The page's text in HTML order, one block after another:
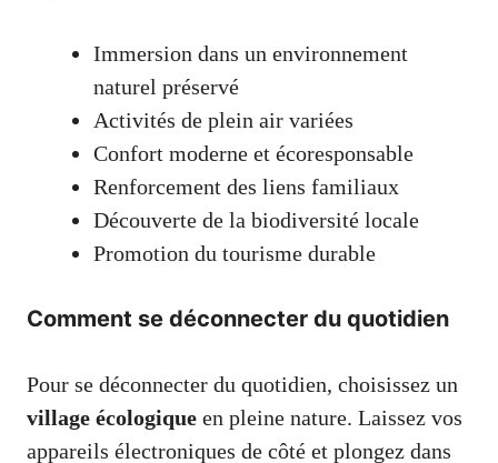
Immersion dans un environnement
naturel préservé
Activités de plein air variées
Confort moderne et écoresponsable
Renforcement des liens familiaux
Découverte de la biodiversité locale
Promotion du tourisme durable
Comment se déconnecter du quotidien
Pour se déconnecter du quotidien, choisissez un
village écologique en pleine nature. Laissez vos
appareils électroniques de côté et plongez dans